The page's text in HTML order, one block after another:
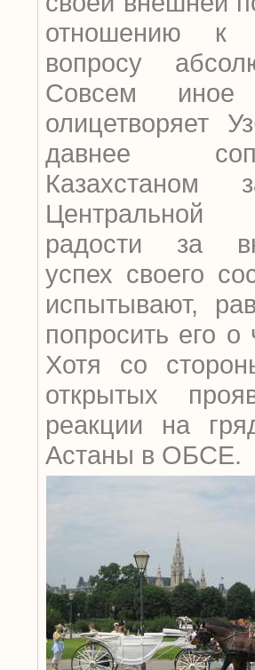
отношению к
вопросу
Совсем
олицетворяет
давнее
радости за
успех своего
испытывают,
попросить его
Хотя со
открытых
реакции на
Астаны в ОБСЕ.